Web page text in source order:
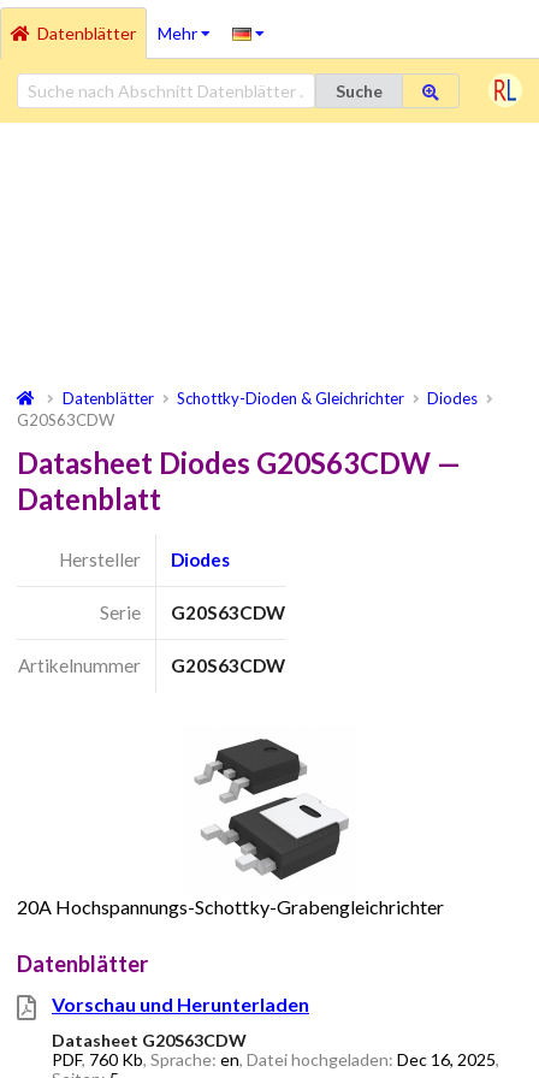
Datenblätter Mehr
Suche
Datenblätter Schottky-Dioden & Gleichrichter
Diodes
G20S63CDW
Datasheet Diodes G20S63CDW —
Datenblatt
Hersteller Diodes
Serie G20S63CDW
Artikelnummer G20S63CDW
20A Hochspannungs-Schottky-Grabengleichrichter
Datenblätter
Vorschau und Herunterladen
Datasheet G20S63CDW
PDF, 760 Kb, Sprache: en, Datei hochgeladen: Dec 16, 2025,